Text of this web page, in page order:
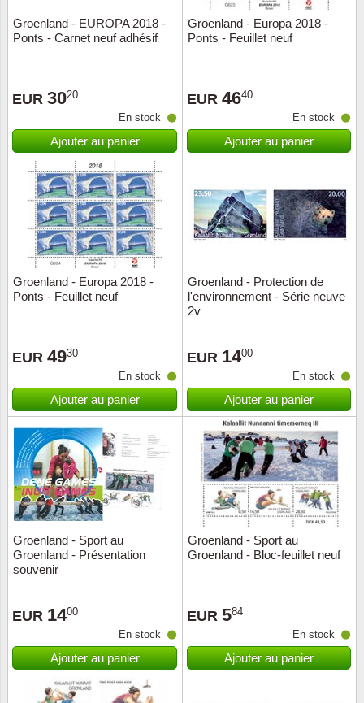
Groenland - EUROPA 2018 -
Ponts - Carnet neuf adhésif
EUR 3020
En stock
Ajouter au panier
Groenland - Europa 2018 -
Ponts - Feuillet neuf
EUR 4640
En stock
Ajouter au panier
Groenland - Europa 2018 -
Ponts - Feuillet neuf
EUR 4930
En stock
Ajouter au panier
Groenland - Protection de
l'environnement - Série neuve
2v
EUR 1400
En stock
Ajouter au panier
Groenland - Sport au
Groenland - Présentation
souvenir
EUR 1400
En stock
Ajouter au panier
Groenland - Sport au
Groenland - Bloc-feuillet neuf
EUR 584
En stock
Ajouter au panier
ONU
Saint-
Sport
Turquie
Vatican